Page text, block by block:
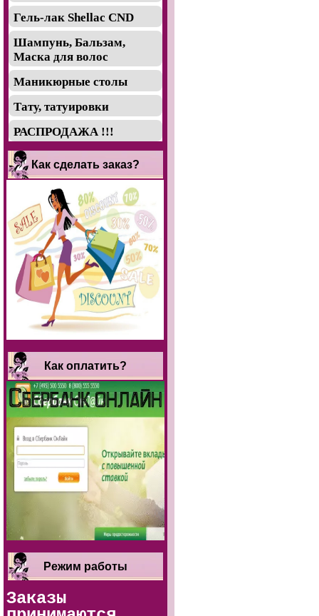
Гель-лак Shellac CND
Шампунь, Бальзам,
Маска для волос
Маникюрные столы
Тату, татуировки
РАСПРОДАЖА !!!
Как сделать заказ?
Как оплатить?
Режим работы
Заказы